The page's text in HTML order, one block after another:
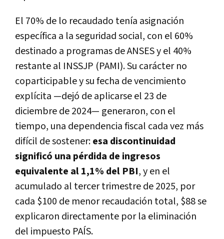
El 70% de lo recaudado tenía asignación
específica a la seguridad social, con el 60%
destinado a programas de ANSES y el 40%
restante al INSSJP (PAMI). Su carácter no
coparticipable y su fecha de vencimiento
explícita —dejó de aplicarse el 23 de
diciembre de 2024— generaron, con el
tiempo, una dependencia fiscal cada vez más
difícil de sostener:esa discontinuidad
significó una pérdida de ingresos
equivalente al 1,1% del PBI, y en el
acumulado al tercer trimestre de 2025, por
cada $100 de menor recaudación total, $88 se
explicaron directamente por la eliminación
del impuesto PAÍS.